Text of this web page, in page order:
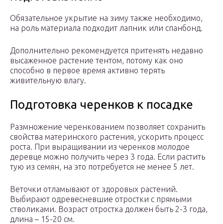
Обязательное укрытие на зиму также необходимо,
на роль материала подходит лапник или спанбонд.
Дополнительно рекомендуется притенять недавно
высаженное растение тентом, потому как оно
способно в первое время активно терять
живительную влагу.
Подготовка черенков к посадке
Размножение черенкованием позволяет сохранить
свойства материнского растения, ускорить процесс
роста. При выращивании из черенков молодое
деревце можно получить через 3 года. Если растить
тую из семян, на это потребуется не менее 5 лет.
Веточки отламывают от здоровых растений.
Выбирают одревесневшие отростки с прямыми
стволиками. Возраст отростка должен быть 2-3 года,
длина – 15-20 см.